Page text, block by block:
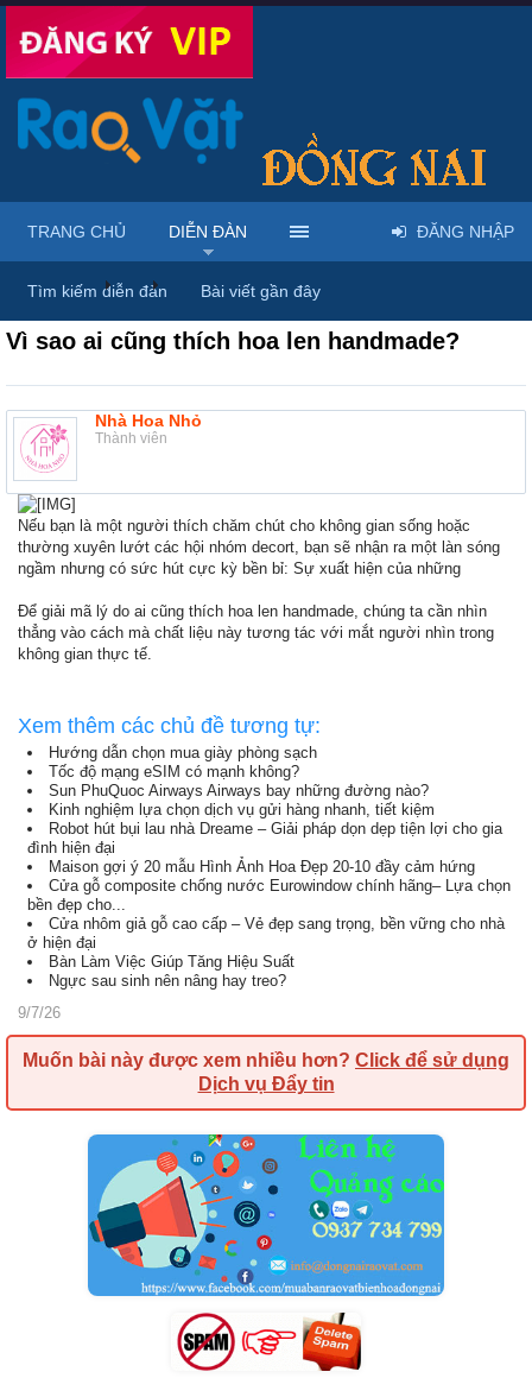
Diễn đàn ... Rao vặt tổng hợp - Uy tín - Miễn phí
Vì sao ai cũng thích hoa len handmade?
Nhà Hoa Nhỏ
Thành viên
Nếu bạn là một người thích chăm chút cho không gian sống hoặc
thường xuyên lướt các hội nhóm decort, bạn sẽ nhận ra một làn sóng
ngầm nhưng có sức hút cực kỳ bền bỉ: Sự xuất hiện của những
Để giải mã lý do ai cũng thích hoa len handmade, chúng ta cần nhìn
thẳng vào cách mà chất liệu này tương tác với mắt người nhìn trong
không gian thực tế.
Xem thêm các chủ đề tương tự:
Hướng dẫn chọn mua giày phòng sạch
Tốc độ mạng eSIM có mạnh không?
Sun PhuQuoc Airways Airways bay những đường nào?
Kinh nghiệm lựa chọn dịch vụ gửi hàng nhanh, tiết kiệm
Robot hút bụi lau nhà Dreame – Giải pháp dọn dẹp tiện lợi cho gia
đình hiện đại
Maison gợi ý 20 mẫu Hình Ảnh Hoa Đẹp 20-10 đầy cảm hứng
Cửa gỗ composite chống nước Eurowindow chính hãng– Lựa chọn
bền đẹp cho...
Cửa nhôm giả gỗ cao cấp – Vẻ đẹp sang trọng, bền vững cho nhà
ở hiện đại
Bàn Làm Việc Giúp Tăng Hiệu Suất
Ngực sau sinh nên nâng hay treo?
9/7/26
Muốn bài này được xem nhiều hơn? Click để sử dụng
Dịch vụ Đẩy tin
TRANG CHỦ DIỄN ĐÀN
Tìm kiếm diễn đàn Bài viết gần đây
ĐĂNG NHẬP